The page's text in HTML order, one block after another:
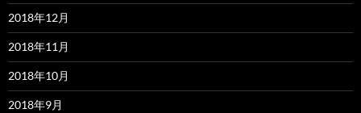
2018年12月
2018年11月
2018年10月
2018年9月